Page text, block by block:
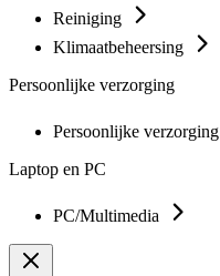
Reiniging
Klimaatbeheersing
Persoonlijke verzorging
Persoonlijke verzorging
Laptop en PC
PC/Multimedia